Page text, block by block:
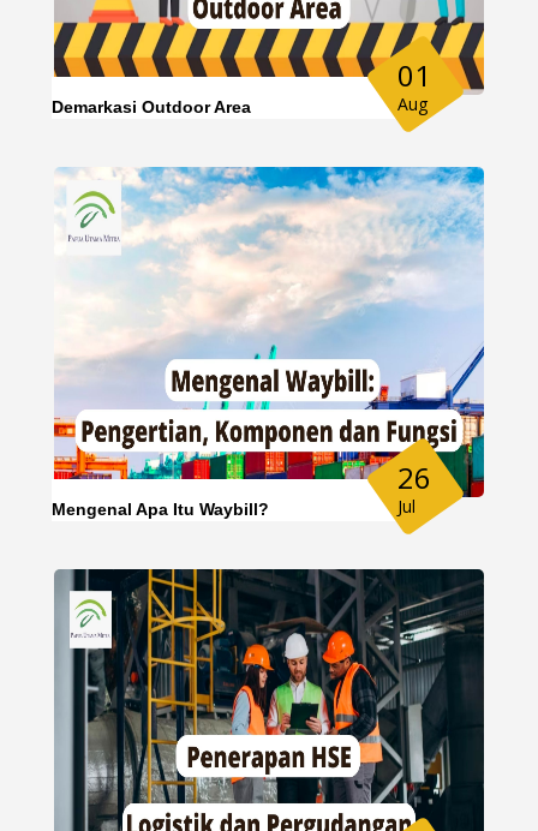
Demarkasi Outdoor Area
01
Aug
Mengenal Apa Itu Waybill?
26
Jul